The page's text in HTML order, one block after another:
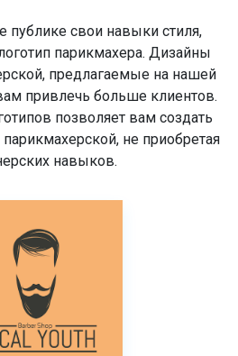
публике свои навыки стиля,
парикмахера. Дизайны
предлагаемые на нашей
привлечь больше клиентов.
позволяет вам создать
не приобретая
навыков.